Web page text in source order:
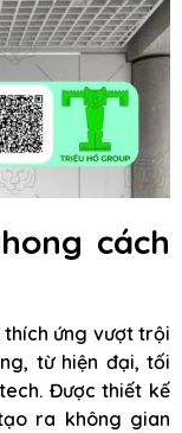
cách
ứng vượt trội
từ hiện đại, tối
Được thiết kế
ra không gian